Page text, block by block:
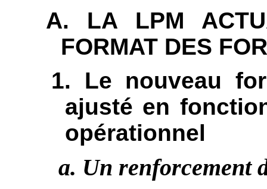
A. LA LPM
FORMAT DES
1. Le nouveau
ajusté en
opérationnel
a. Un renforcement